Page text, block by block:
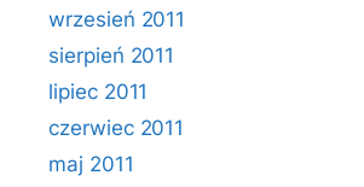
wrzesień 2011
sierpień 2011
lipiec 2011
czerwiec 2011
maj 2011